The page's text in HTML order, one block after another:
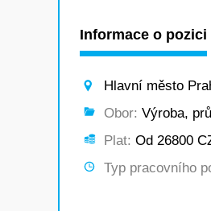
Informace o pozici
Hlavní město
Obor: Výroba,
Plat: Od 26800
Typ pracovního